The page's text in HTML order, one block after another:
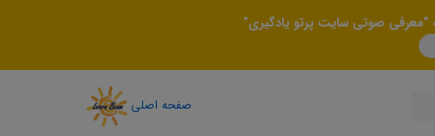
"معرفی صوتی سایت پرتو یادگیری"
صفحه اصلی